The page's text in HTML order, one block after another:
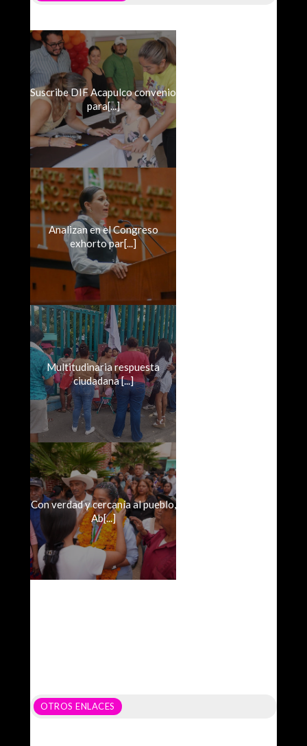
Suscribe DIF Acapulco convenio
para[...]
Analizan en el Congreso
exhorto par[...]
Multitudinaria respuesta
ciudadana [...]
Con verdad y cercanía al pueblo,
Ab[...]
OTROS ENLACES